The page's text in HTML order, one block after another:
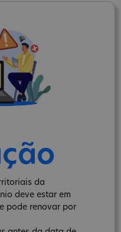
da
deve estar em
pode renovar por